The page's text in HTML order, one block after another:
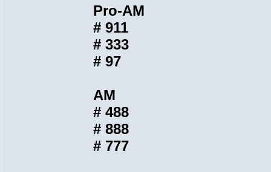
Pro-AM
# 911
# 333
# 97
AM
# 488
# 888
# 777